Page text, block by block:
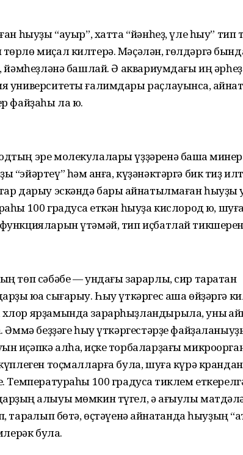
һыуҙы “ауыр”, хатта “йәнһеҙ, үле һыу” тип
миҫал килтерә. Мәҫәлән, гөлдәргә
йәмһеҙ­ләнә башлай. Ә аквариумдағы иң әрһеҙ
университеты ға­лим­дары раҫлауынса,
файҙаһы ла юҡ.
эре молекулалары үҙҙәренә башҡа
“эйәртеү” һәм ҡанға, күҙә­нәк­тәргә бик тиҙ
дарыу эскәндә бары ҡайнатылмаған һыуҙы
100 градусҡа еткән һыуҙа кислород юҡ,
үтәмәй, тип иҫбатлай
төп сә­бәбе — ундағы зарарлы, сир та­ратҡан
юҡҡа сығарыу. Һыу үткәргес аша өйҙәргә
ярҙа­мында зарарһыҙландырыла, уны
Әммә беҙҙәге һыу үткәргес­тәрҙе
иҫәпкә алһаҡ, иҫке торбаларҙағы
тоҫмалларға була, шуға күрә крандан
Темпера­тураһы 100 градусҡа тиклем
ҡалыуы мөмкин түгел, ә ағыулы
тар­ҡалып бөтә, өҫтәүенә ҡайнат­ҡан­да һыуҙың
була.